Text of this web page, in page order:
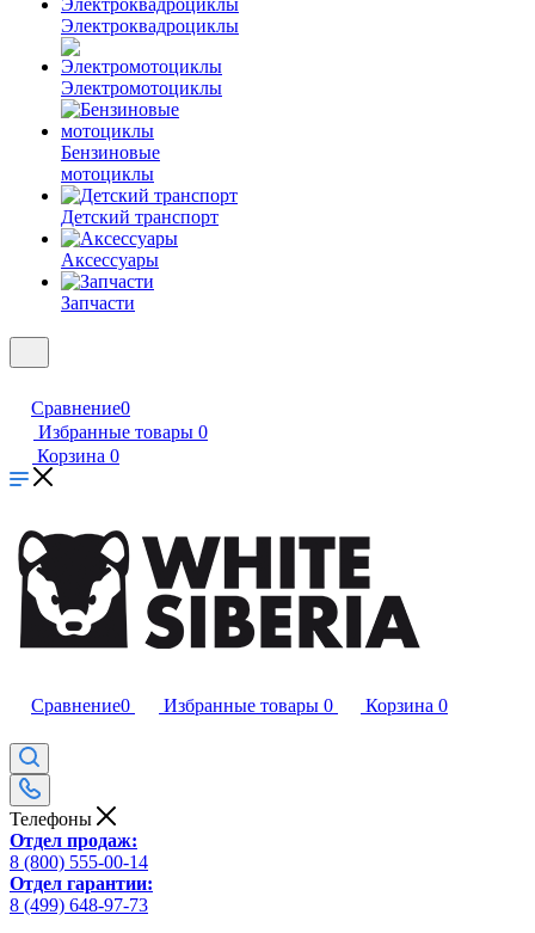
Электроквадроциклы
Электромотоциклы
Бензиновые
мотоциклы
Детский транспорт
Аксессуары
Запчасти
Сравнение0
Избранные товары 0
Корзина 0
Сравнение0 Избранные товары 0 Корзина 0
Телефоны
Отдел продаж:
8 (800) 555-00-14
Отдел гарантии:
8 (499) 648-97-73